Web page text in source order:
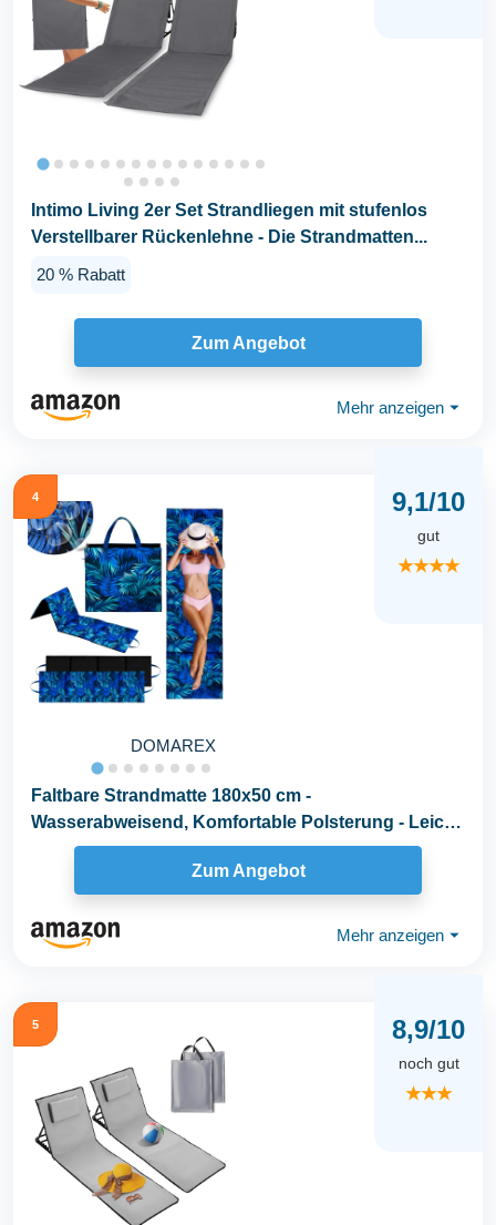
Intimo Living 2er Set Strandliegen mit stufenlos
Verstellbarer Rückenlehne - Die Strandmatten...
20 % Rabatt
Zum Angebot
Mehr anzeigen ⏷
4
DOMAREX
9,1/10
gut
★★★★
Faltbare Strandmatte 180x50 cm -
Wasserabweisend, Komfortable Polsterung - Leicht
& Platzsparend...
Zum Angebot
Mehr anzeigen ⏷
5 8,9/10
noch gut
★★★